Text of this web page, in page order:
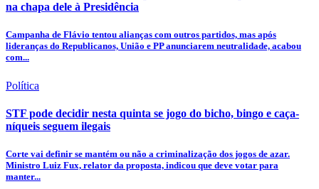
na chapa dele à Presidência
Campanha de Flávio tentou alianças com outros partidos, mas após
lideranças do Republicanos, União e PP anunciarem neutralidade, acabou
com...
Política
STF pode decidir nesta quinta se jogo do bicho, bingo e caça-
níqueis seguem ilegais
Corte vai definir se mantém ou não a criminalização dos jogos de azar.
Ministro Luiz Fux, relator da proposta, indicou que deve votar para
manter...